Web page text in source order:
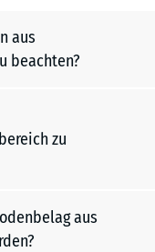
aus
beachten?
zu
aus